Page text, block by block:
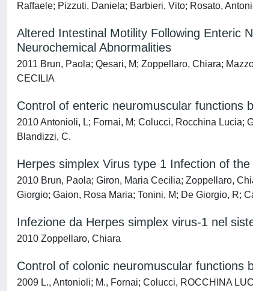
Raffaele; Pizzuti, Daniela; Barbieri, Vito; Rosato,
Altered Intestinal Motility Following Enteric
Neurochemical Abnormalities
2011 Brun, Paola; Qesari, M; Zoppellaro, Chiara;
CECILIA
Control of enteric neuromuscular functions
2010 Antonioli, L; Fornai, M; Colucci, Rocchina Lucia;
Blandizzi, C.
Herpes simplex Virus type 1 Infection of
2010 Brun, Paola; Giron, Maria Cecilia; Zoppellaro,
Giorgio; Gaion, Rosa Maria; Tonini, M; De Giorgio, R;
Infezione da Herpes simplex virus-1 nel
2010 Zoppellaro, Chiara
Control of colonic neuromuscular functions
2009 L., Antonioli; M., Fornai; Colucci, ROCCHINA